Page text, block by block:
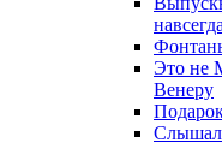
Это не
Венеру